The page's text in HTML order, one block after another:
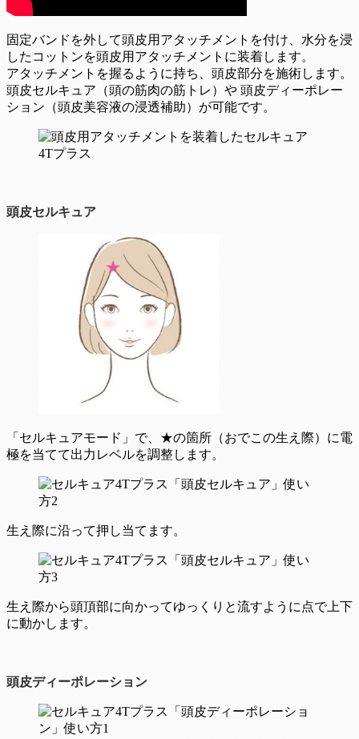
固定バンドを外して頭皮用アタッチメントを付け、水分を浸
したコットンを頭皮用アタッチメントに装着します。
アタッチメントを握るように持ち、頭皮部分を施術します。
頭皮セルキュア（頭の筋肉の筋トレ）や 頭皮ディーポレー
ション（頭皮美容液の浸透補助）が可能です。
頭皮セルキュア
「セルキュアモード」で、★の箇所（おでこの生え際）に電
極を当てて出力レベルを調整します。
生え際に沿って押し当てます。
生え際から頭頂部に向かってゆっくりと流すように点で上下
に動かします。
頭皮ディーポレーション